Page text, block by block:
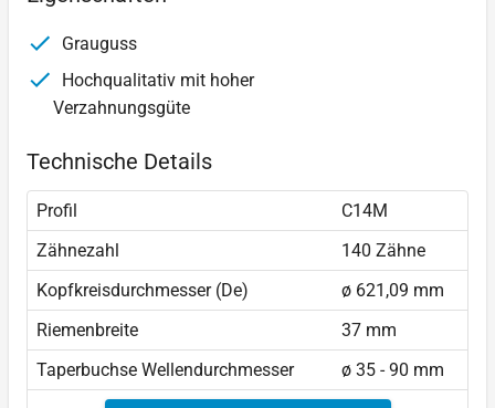
Grauguss
Hochqualitativ mit hoher
Verzahnungsgüte
Technische Details
Profil
C14M
Zähnezahl
140 Zähne
Kopfkreisdurchmesser (De)
ø 621,09 mm
Riemenbreite
37 mm
Taperbuchse Wellendurchmesser
ø 35 - 90 mm